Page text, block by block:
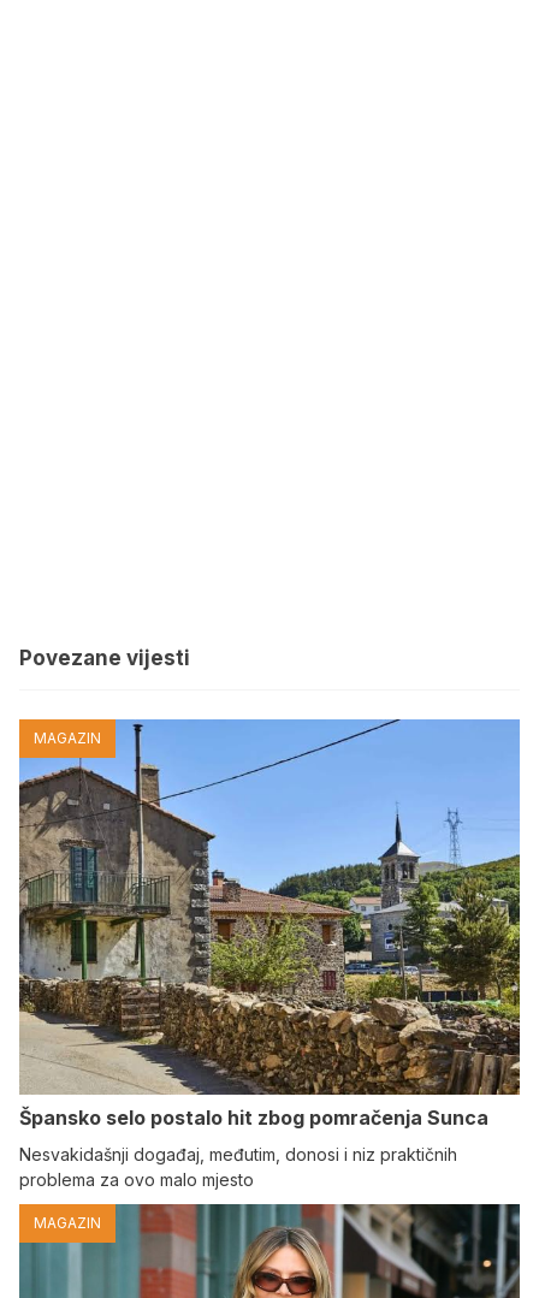
Povezane vijesti
MAGAZIN
Špansko selo postalo hit zbog pomračenja Sunca
Nesvakidašnji događaj, međutim, donosi i niz praktičnih
problema za ovo malo mjesto
MAGAZIN